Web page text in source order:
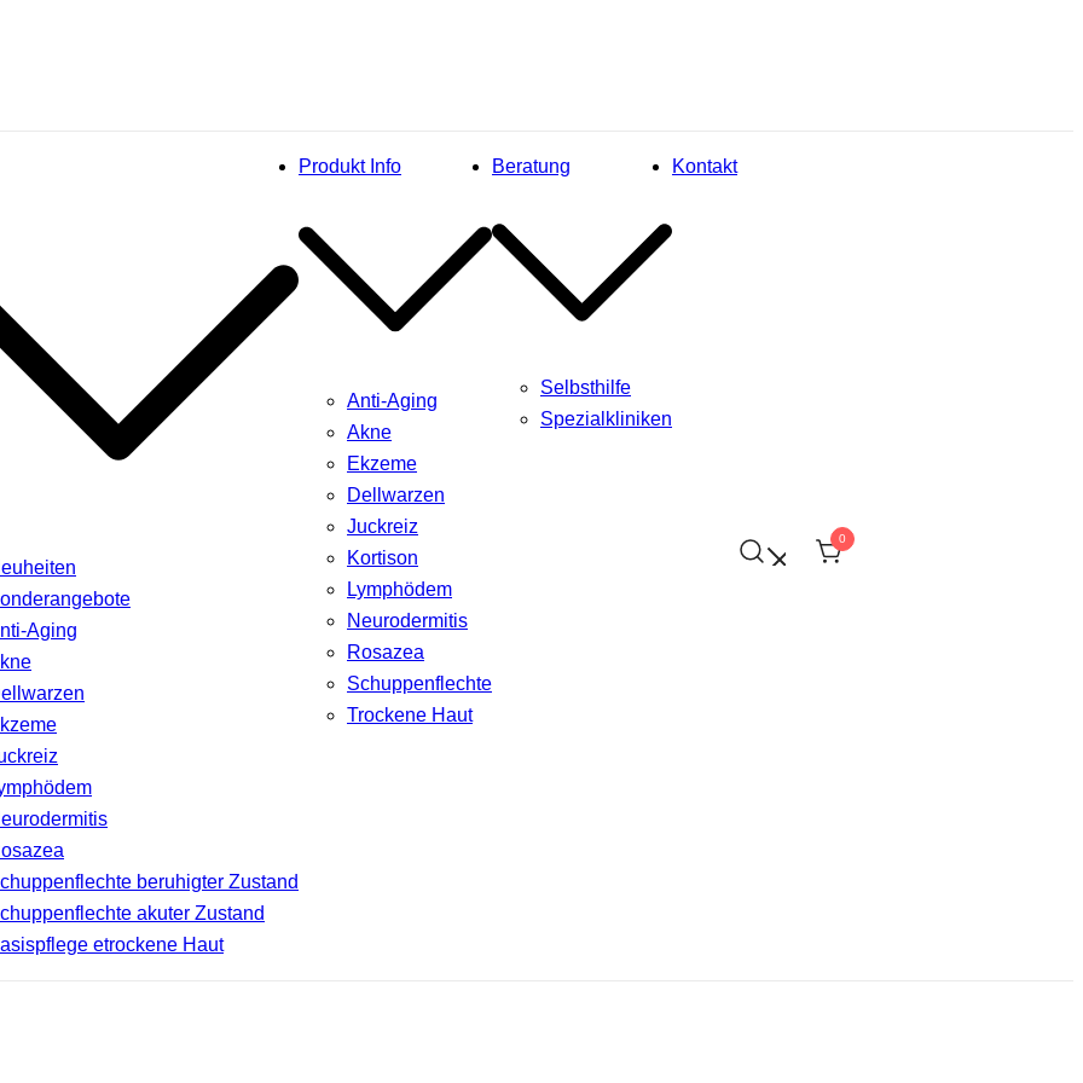
Aging
beruhigter Zustand
akuter Zustand
etrockene Haut
Produkt Info
Anti-Aging
Akne
Ekzeme
Dellwarzen
Juckreiz
Kortison
Lymphödem
Neurodermitis
Rosazea
Schuppenflechte
Trockene Haut
Beratung
Selbsthilfe
Spezialkliniken
Kontakt
0